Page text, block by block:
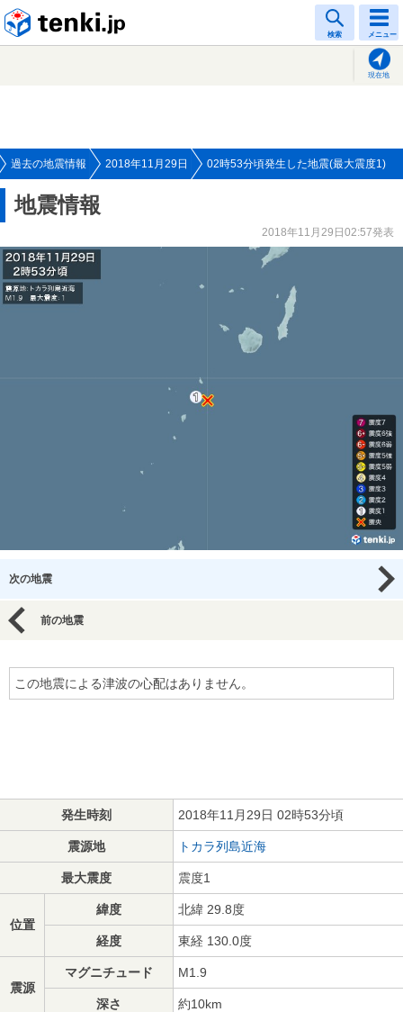
検索 メニュー
現在地
過去の地震情報 2018年11月29日 02時53分頃発生した地震(最大震度1)
地震情報
2018年11月29日02:57発表
次の地震
前の地震
この地震による津波の心配はありません。
発生時刻 2018年11月29日 02時53分頃
震源地 トカラ列島近海
最大震度 震度1
位置
緯度 北緯 29.8度
経度 東経 130.0度
震源
マグニチュード M1.9
深さ 約10km